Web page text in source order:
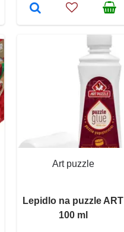
Art puzzle
Lepidlo na puzzle ART
100 ml